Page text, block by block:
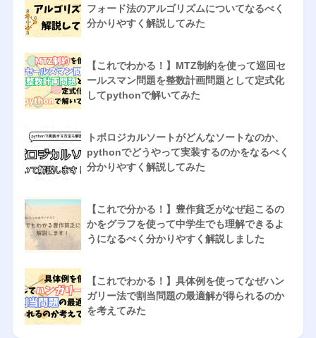
フォード法のアルゴリズムについてなるべく
分かりやすく解説してみた
【これでわかる！】MTZ制約を使って巡回セ
ールスマン問題を整数計画問題として定式化
してpythonで解いてみた
トポロジカルソートがどんなソートなのか、
pythonでどうやって実装するのかをなるべく
分かりやすく解説してみた
【これで分かる！】豊作貧乏がなぜ起こるの
かをグラフを使って中学生でも理解できるよ
うになるべく分かりやすく解説しました
【これでわかる！】具体例を使ってなぜハン
ガリー法で割当問題の最適解が得られるのか
を考えてみた